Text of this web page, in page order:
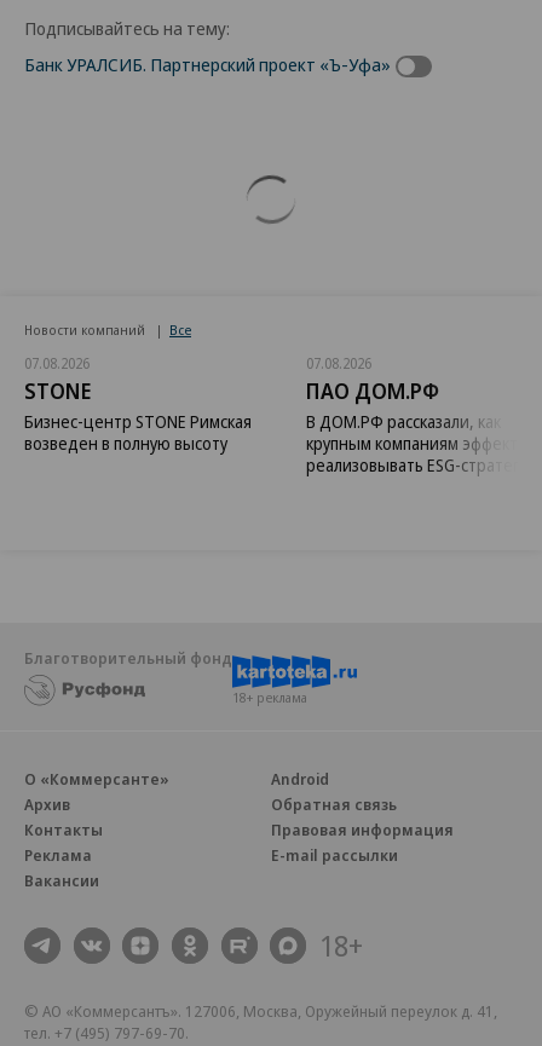
Подписывайтесь на тему:
Банк УРАЛСИБ. Партнерский проект «Ъ-Уфа»
Новости компаний Все
07.08.2026
STONE
Бизнес-центр STONE Римская
возведен в полную высоту
07.08.2026
ПАО ДОМ.РФ
В ДОМ.РФ рассказали, как
крупным компаниям
реализовывать ESG-стратегию
Благотворительный фонд
18+ реклама
О «Коммерсанте»
Архив
Контакты
Реклама
Вакансии
Android
Обратная связь
Правовая информация
E-mail рассылки
18+
© АО «Коммерсантъ». 127006, Москва, Оружейный переулок д. 41,
тел. +7 (495) 797-69-70.